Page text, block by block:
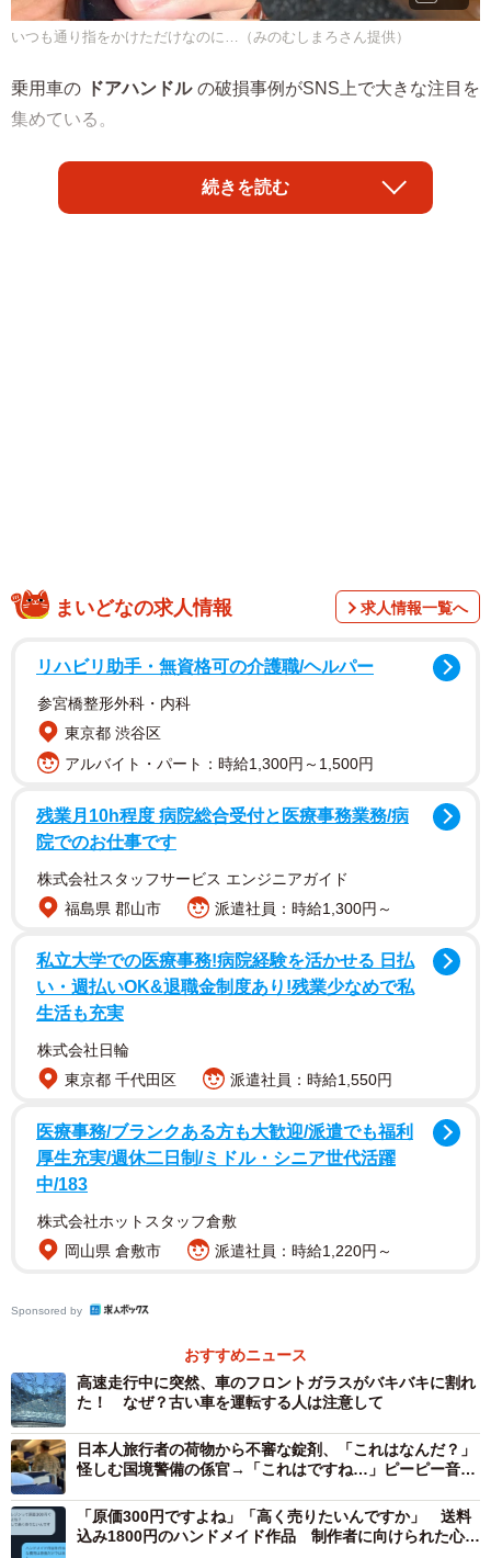
いつも通り指をかけただけなのに…（みのむしまろさん提供）
乗用車の ドアハンドル の破損事例がSNS上で大きな注目を
集めている。
「ギャーース！！！車！！車のドアの取っ手！？とって！
割れた！！！割れんのこれ！？」と壊れたドアハンドルの
車！！車のドアの取っ手！？とって！
pic.twitter.com/SCxjzOENMb
— みのむしまろ (@minomushimaro)September 12, 2022
いつも通り指をかけただけなのに、見事に真二つに割れて
しまったドアハンドル。そのショッキングな光景に、SNS
ユーザー達からは
知人数名も割れたことがあります」
「こちらダイ〇ツ ム〇ヴですが後ろの両ドア折れて片方は
全滅致しました リプ欄でもありましたが壊れやすいもの
は壊れやすいみたいですね」
「自分、元々ダイハツのMove乗っていて1度取っ手がバキ
ッといって取れました…その割れた取っ手のみ交換して頂
けましたが、元々割れやすいみたいです」
「パキッといっちゃってるーこんなことあるんですね…初
など数々の驚きの声、同様の事例があったというコメント
みのむしまろさんにお話を聞いたところ、この車両は
ハツ 製の軽自動車。
続きを読む
まいどなの求人情報 求人情報一覧へ
リハビリ助手・無資格可の介護職/ヘルパー
参宮橋整形外科・内科
東京都 渋谷区
アルバイト・パート：時給1,300円～1,500円
残業月10h程度 病院総合受付と医療事務業務/病
院でのお仕事です
株式会社スタッフサービス エンジニアガイド
福島県 郡山市
派遣社員：時給1,300円～
私立大学での医療事務!病院経験を活かせる 日払
い・週払いOK&退職金制度あり!残業少なめで私
生活も充実
株式会社日輪
東京都 千代田区
派遣社員：時給1,550円
医療事務/ブランクある方も大歓迎/派遣でも福利
厚生充実/週休二日制/ミドル・シニア世代活躍
中/183
株式会社ホットスタッフ倉敷
岡山県 倉敷市
派遣社員：時給1,220円～
Sponsored by
おすすめニュース
高速走行中に突然、車のフロントガラスがバキバキに割れ
た！ なぜ？古い車を運転する人は注意して
日本人旅行者の荷物から不審な錠剤、「これはなんだ？」
怪しむ国境警備の係官→「これはですね…」ピーピー音で
「原価300円ですよね」「高く売りたいんですか」 送料
込み1800円のハンドメイド作品 制作者に向けられた心な